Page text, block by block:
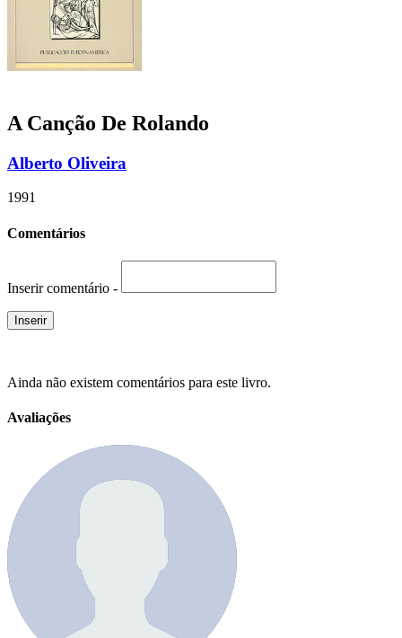
A Canção De Rolando
Alberto Oliveira
1991
Comentários
Inserir comentário -
Ainda não existem comentários para este livro.
Avaliações